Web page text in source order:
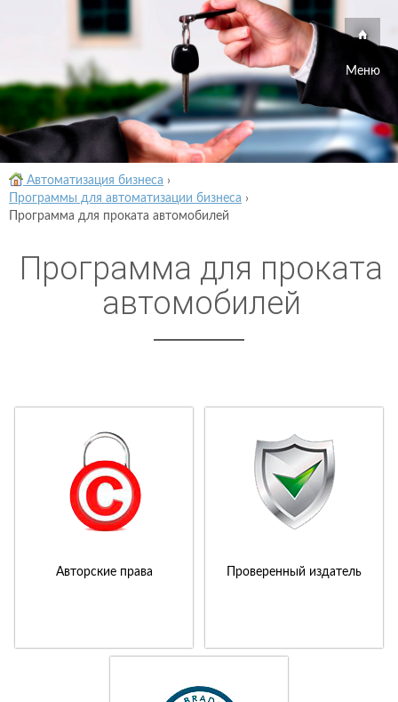
Меню
Автоматизация бизнеса ›
Программы для автоматизации бизнеса ›
Программа для проката автомобилей
Программа для проката
автомобилей
Авторские права Проверенный издатель